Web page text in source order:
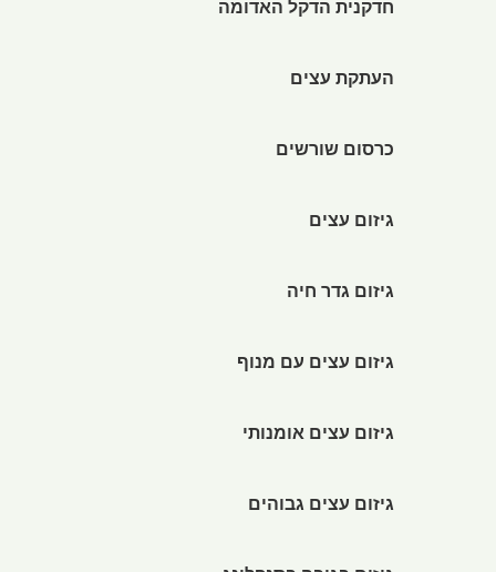
חדקנית הדקל האדומה
העתקת עצים
כרסום שורשים
גיזום עצים
גיזום גדר חיה
גיזום עצים עם מנוף
גיזום עצים אומנותי
גיזום עצים גבוהים